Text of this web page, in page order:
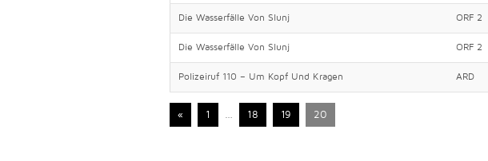
Die Wasserfälle Von Slunj ORF 2
Die Wasserfälle Von Slunj ORF 2
Polizeiruf 110 – Um Kopf Und Kragen ARD
« 1 18 19 20